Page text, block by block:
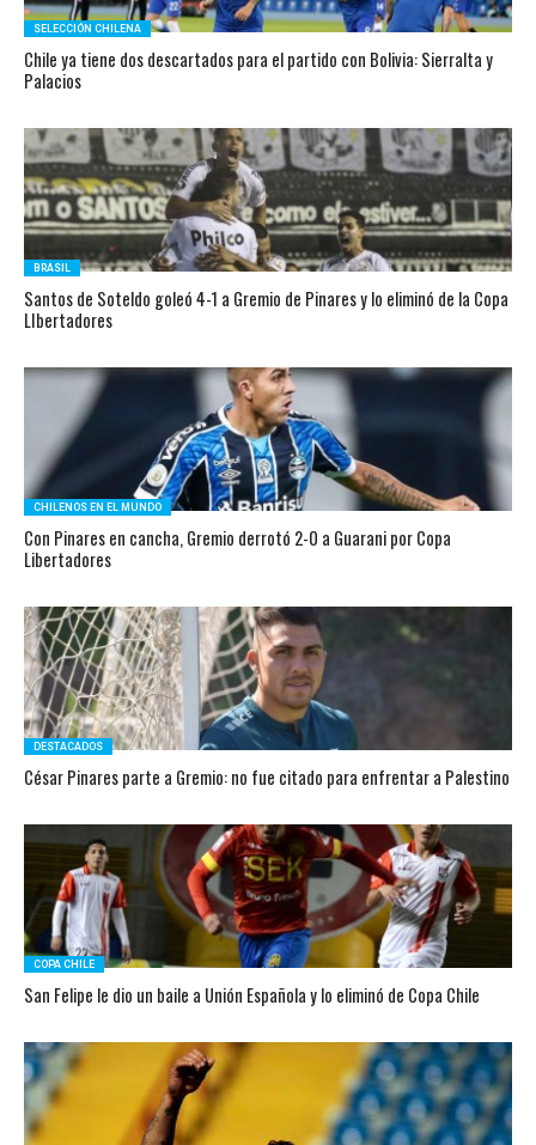
SELECCIÓN CHILENA
Chile ya tiene dos descartados para el partido con Bolivia: Sierralta y
Palacios
BRASIL
Santos de Soteldo goleó 4-1 a Gremio de Pinares y lo eliminó de la Copa
LIbertadores
CHILENOS EN EL MUNDO
Con Pinares en cancha, Gremio derrotó 2-0 a Guarani por Copa
Libertadores
DESTACADOS
César Pinares parte a Gremio: no fue citado para enfrentar a Palestino
COPA CHILE
San Felipe le dio un baile a Unión Española y lo eliminó de Copa Chile